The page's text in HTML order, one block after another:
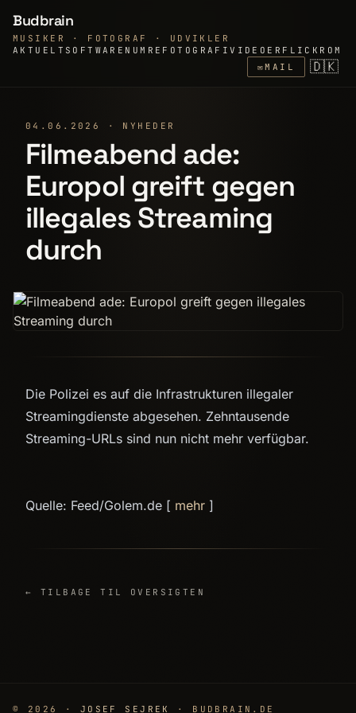
Budbrain
MUSIKER · FOTOGRAF · UDVIKLER
AKTUELT SOFTWARE NUMRE FOTOGRAFIVIDEOER FLICKR OM
✉MAIL 🇩🇰
04.06.2026 · NYHEDER
Filmeabend ade:
Europol greift gegen
illegales Streaming
durch
Die Polizei es auf die Infrastrukturen illegaler
Streamingdienste abgesehen. Zehntausende
Streaming-URLs sind nun nicht mehr verfügbar.
Quelle: Feed/Golem.de [ mehr ]
← TILBAGE TIL OVERSIGTEN
© 2026 · JOSEF SEJREK · BUDBRAIN.DE